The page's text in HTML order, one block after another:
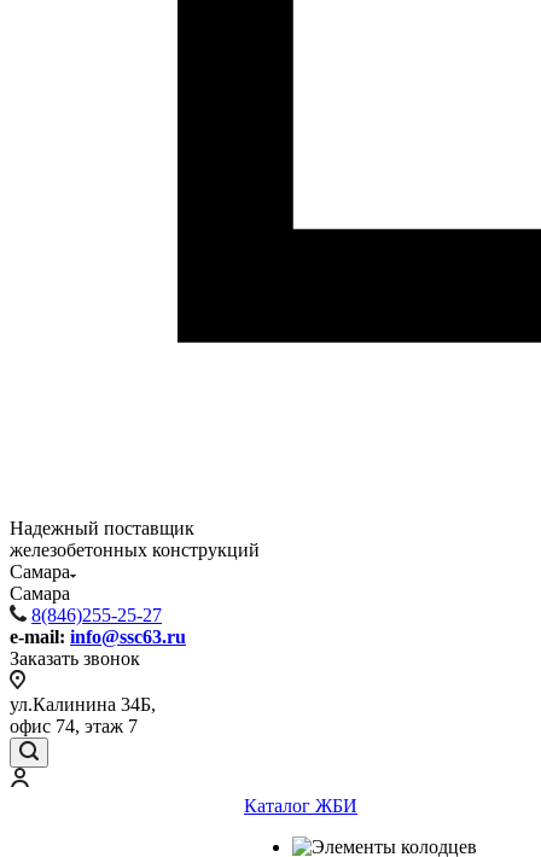
Надежный поставщик
железобетонных конструкций
Самара
Самара
8(846)255-25-27
e-mail: info@ssc63.ru
Заказать звонок
ул.Калинина 34Б,
офис 74, этаж 7
Каталог ЖБИ